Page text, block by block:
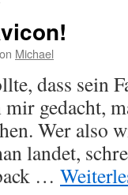
Michael
dass sein
gedacht,
Wer also
landet,
…